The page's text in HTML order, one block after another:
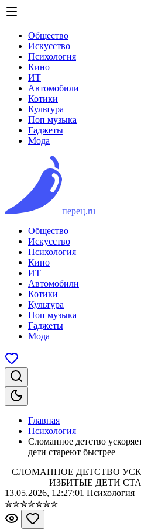
Общество
Искусство
Психология
Кино
ИТ
Автомобили
Котики
Культура
Поп музыка
Гаджеты
Мода
перец.ru
Общество
Искусство
Психология
Кино
ИТ
Автомобили
Котики
Культура
Поп музыка
Гаджеты
Мода
Главная
Психология
Сломанное детство
дети стареют быстрее
СЛОМАННОЕ ДЕТСТВО
ИЗБИТЫЕ ДЕТИ
13.05.2026, 12:27:01 Психология
✮✮✮✮✮✮✮